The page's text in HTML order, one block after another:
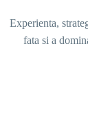
Experienta,
fata si a